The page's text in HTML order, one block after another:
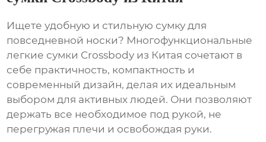
Ищете удобную и стильную сумку для
повседневной носки? Многофункциональные
легкие сумки Crossbody из Китая сочетают в
себе практичность, компактность и
современный дизайн, делая их идеальным
выбором для активных людей. Они позволяют
держать все необходимое под рукой, не
перегружая плечи и освобождая руки.